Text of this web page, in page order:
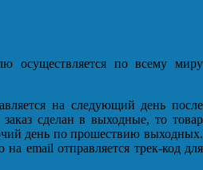
осуществляется по всему миру
на следующий день после
сделан в выходные, то товар
день по прошествию выходных.
email отправляется трек-код для